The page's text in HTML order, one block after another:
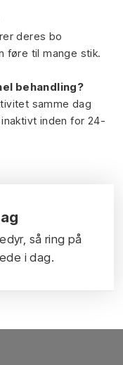
deres bo
føre til mange stik.
behandling?
samme dag
inden for 24-
så ring på
i dag.